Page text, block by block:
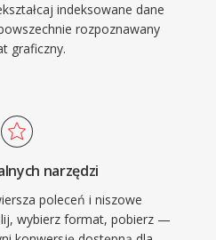
indeksowane dane
rozpoznawany
graficzny.
narzędzi
poleceń i niszowe
wybierz format, pobierz —